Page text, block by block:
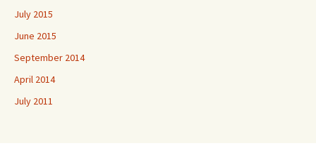
July 2015
June 2015
September 2014
April 2014
July 2011